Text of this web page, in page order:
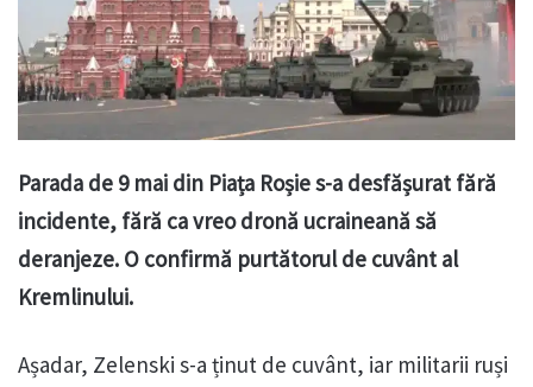
Parada de 9 mai din Piața Roșie s-a desfășurat fără
incidente, fără ca vreo dronă ucraineană să
deranjeze. O confirmă purtătorul de cuvânt al
Kremlinului.
Așadar, Zelenski s-a ținut de cuvânt, iar militarii ruși